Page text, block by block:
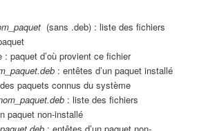
(sans .deb) : liste des fichiers
paquet d’où provient ce fichier
: entêtes d’un paquet installé
paquets connus du système
: liste des fichiers
paquet non-installé